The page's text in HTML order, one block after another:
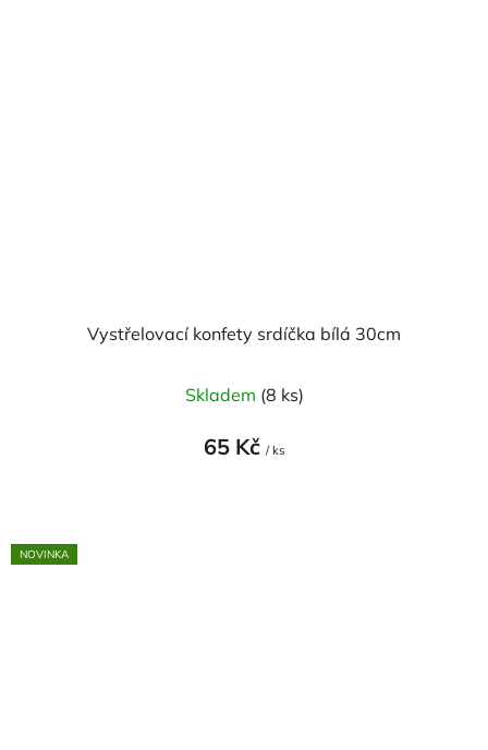
Vystřelovací konfety srdíčka bílá 30cm
Skladem (8 ks)
65 Kč / ks
NOVINKA